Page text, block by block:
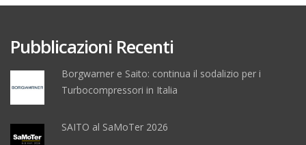
Pubblicazioni Recenti
Borgwarner e Saito: continua il sodalizio per i
Turbocompressori in Italia
SAITO al SaMoTer 2026